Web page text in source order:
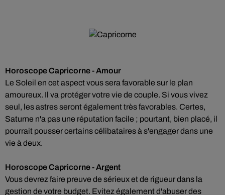
Horoscope Capricorne - Amour
Le Soleil en cet aspect vous sera favorable sur le plan
amoureux. Il va protéger votre vie de couple. Si vous vivez
seul, les astres seront également très favorables. Certes,
Saturne n'a pas une réputation facile ; pourtant, bien placé, il
pourrait pousser certains célibataires à s'engager dans une
vie à deux.
Horoscope Capricorne - Argent
Vous devrez faire preuve de sérieux et de rigueur dans la
gestion de votre budget. Evitez également d'abuser des